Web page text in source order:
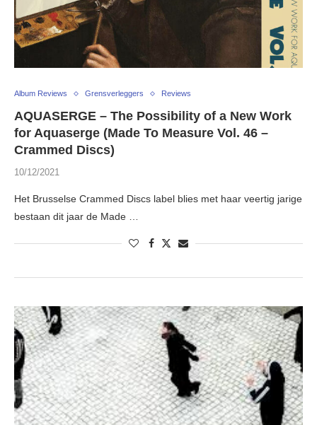
Album Reviews Grensverleggers Reviews
AQUASERGE – The Possibility of a New Work
for Aquaserge (Made To Measure Vol. 46 –
Crammed Discs)
10/12/2021
Het Brusselse Crammed Discs label blies met haar veertig jarige
bestaan dit jaar de Made …